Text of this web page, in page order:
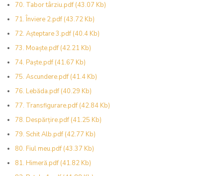
70. Tabor târziu.pdf (43.07 Kb)
71. Înviere 2.pdf (43.72 Kb)
72. Așteptare 3.pdf (40.4 Kb)
73. Moaște.pdf (42.21 Kb)
74. Paște.pdf (41.67 Kb)
75. Ascundere.pdf (41.4 Kb)
76. Lebăda.pdf (40.29 Kb)
77. Transfigurare.pdf (42.84 Kb)
78. Despărțire.pdf (41.25 Kb)
79. Schit Alb.pdf (42.77 Kb)
80. Fiul meu.pdf (43.37 Kb)
81. Himeră.pdf (41.82 Kb)